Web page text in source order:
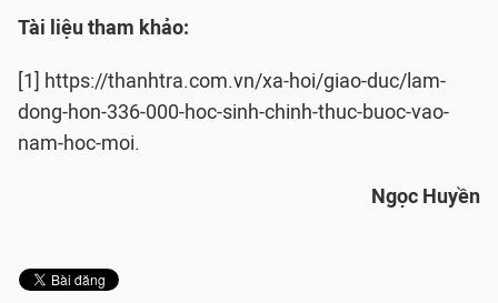
Tài liệu tham khảo:
[1] https://thanhtra.com.vn/xa-hoi/giao-duc/lam-
dong-hon-336-000-hoc-sinh-chinh-thuc-buoc-vao-
nam-hoc-moi.
Ngọc Huyền